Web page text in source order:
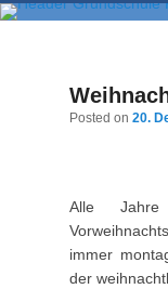
Posted on 20.
Alle
immer
der